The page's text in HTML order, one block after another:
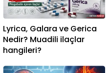
Lyrica, Galara ve Gerica
Nedir? Muadili ilaçlar
hangileri?